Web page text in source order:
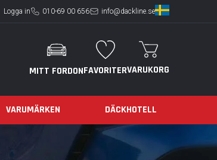
Logga in 010-69 00 656 info@dackline.se
MITT FORDONFAVORITERVARUKORG
VARUMÄRKEN DÄCKHOTELL